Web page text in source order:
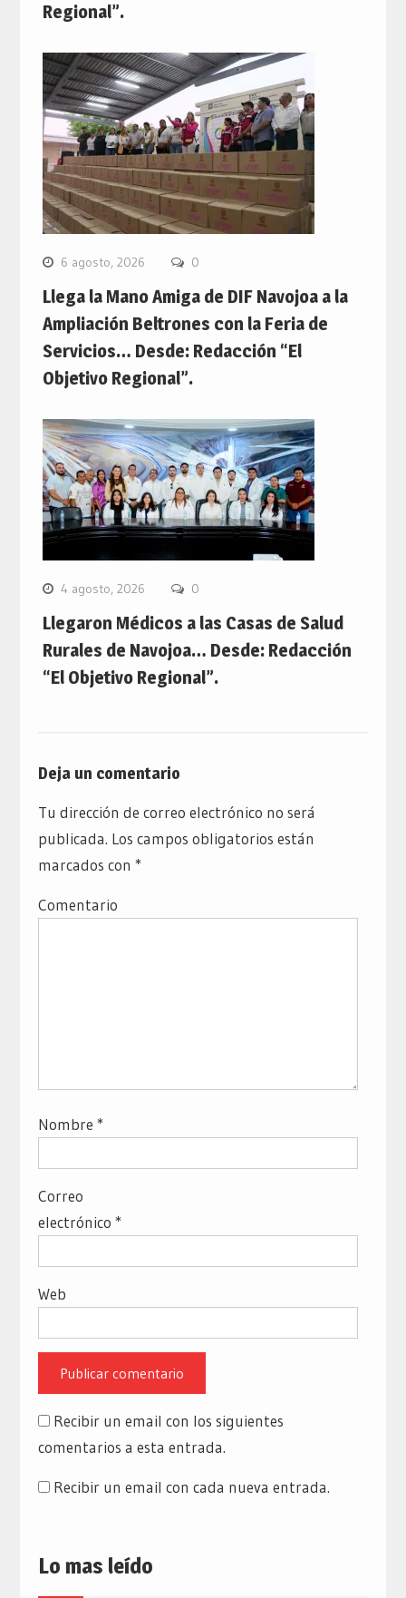
Regional”.
6 agosto, 2026 0
Llega la Mano Amiga de DIF Navojoa a la
Ampliación Beltrones con la Feria de
Servicios… Desde: Redacción “El
Objetivo Regional”.
4 agosto, 2026 0
Llegaron Médicos a las Casas de Salud
Rurales de Navojoa… Desde: Redacción
“El Objetivo Regional”.
Deja un comentario
Tu dirección de correo electrónico no será
publicada. Los campos obligatorios están
marcados con *
Comentario
Nombre *
Correo
electrónico *
Web
Recibir un email con los siguientes
comentarios a esta entrada.
Recibir un email con cada nueva entrada.
Lo mas leído